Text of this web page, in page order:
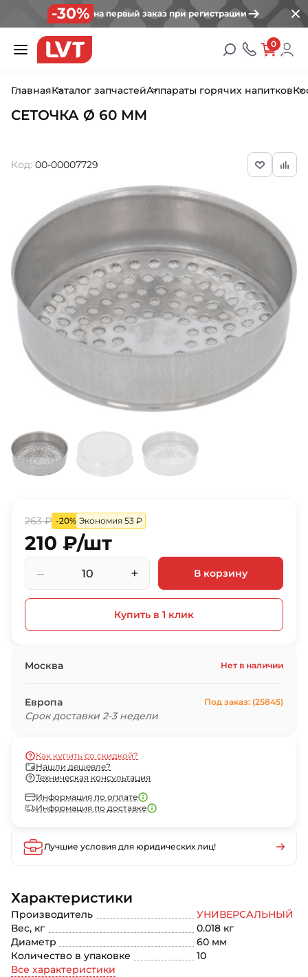
-30% на первый заказ при регистрации
0
ГлавнаяКаталог запчастейАппараты горячих напитков
СЕТОЧКА Ø 60 ММ
Код: 00-00007729
Характеристики
Производитель
УНИВЕРСАЛЬНЫЙ
Вес, кг
0.018 кг
Диаметр
60 мм
Количество в упаковке
10
Все характеристики
263 ₽ -20% Экономия 53 ₽
210 ₽/шт
– + В корзину
Купить в 1 клик
Москва Нет в наличии
Европа Под заказ: (25845)
Срок доставки 2-3 недели
Как купить со скидкой?
Нашли дешевле?
Техническая консультация
Информация по оплате
Информация по доставке
Лучшие условия для юридических лиц!